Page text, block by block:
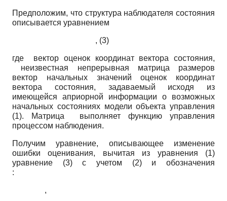
Предположим, что структура наблюдателя состояния
описывается уравнением
, (3)
где вектор оценок координат вектора состояния,
неизвестная непрерывная матрица размеров
вектор начальных значений оценок координат
вектора состояния, задаваемый исходя из
имеющейся априорной информации о возможных
начальных состояниях модели объекта управления
(1). Матрица выполняет функцию управления
процессом наблюдения.
Получим уравнение, описывающее изменение
ошибки оценивания, вычитая из уравнения (1)
уравнение (3) с учетом (2) и обозначения
:
,